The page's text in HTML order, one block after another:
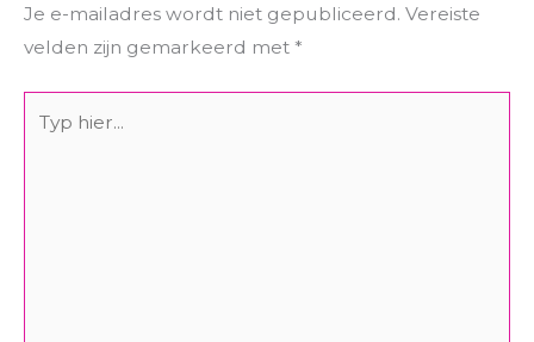
Je e-mailadres wordt niet gepubliceerd. Vereiste
velden zijn gemarkeerd met *
hier...